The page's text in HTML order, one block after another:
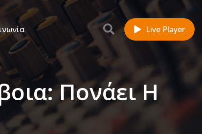
Live Player
Πονάει Η